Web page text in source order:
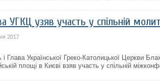
УГКЦ узяв участь у спільній
2017
і Глава Української Греко-Католицької Церкви
площі в Києві взяв участь у спільній